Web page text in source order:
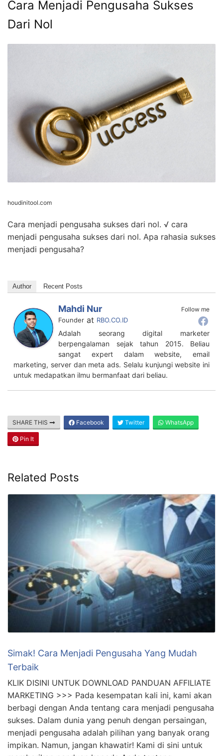
houdinitool.com
Cara menjadi pengusaha sukses dari nol. √ cara
menjadi pengusaha?
Recent Posts
Mahdi Nur
Founder
sangat expert dalam website, email
untuk medapatkan ilmu bermanfaat dari beliau.
Facebook Twitter WhatsApp
Pin It
Simak! Cara Menjadi Pengusaha Yang Mudah
Terbaik
KLIK DISINI UNTUK DOWNLOAD PANDUAN AFFILIATE
MARKETING >>> Pada kesempatan kali ini, kami akan
sukses. Dalam dunia yang penuh dengan persaingan,
menjadi pengusaha adalah pilihan yang banyak orang
impikan. Namun, jangan khawatir! Kami di sini untuk
memberikan panduan kepada Anda tentang
bagaimana mencapai tujuan tersebut. Cara Jadi
Pengusaha …